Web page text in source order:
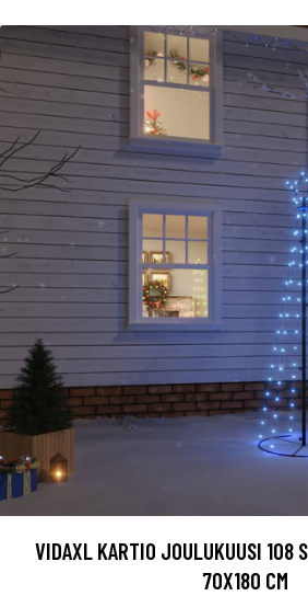
VIDAXL KARTIO JOULUKUUSI 108
70X180 CM